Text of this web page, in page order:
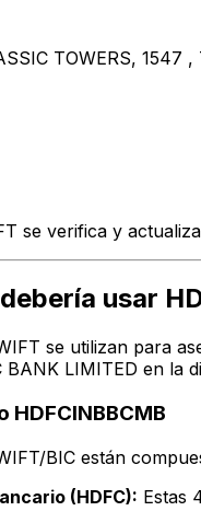
TOWERS, 1547
se verifica y
usar
se utilizan para
BANK LIMITED en la
HDFCINBBCMB
BIC están
(HDFC): Estas